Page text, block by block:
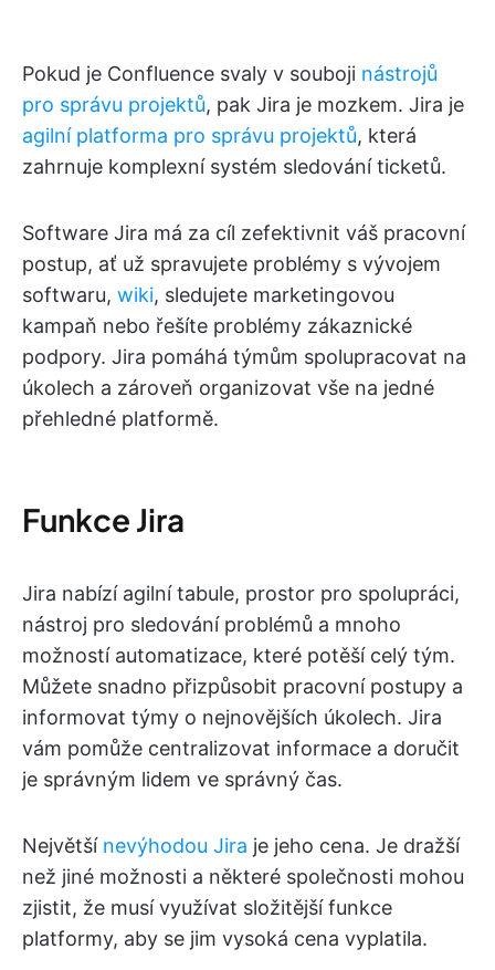
Pokud je Confluence svaly v souboji nástrojů
pro správu projektů, pak Jira je mozkem. Jira je
agilní platforma pro správu projektů, která
zahrnuje komplexní systém sledování ticketů.
Software Jira má za cíl zefektivnit váš pracovní
postup, ať už spravujete problémy s vývojem
softwaru, wiki, sledujete marketingovou
kampaň nebo řešíte problémy zákaznické
podpory. Jira pomáhá týmům spolupracovat na
úkolech a zároveň organizovat vše na jedné
přehledné platformě.
Funkce Jira
Jira nabízí agilní tabule, prostor pro spolupráci,
nástroj pro sledování problémů a mnoho
možností automatizace, které potěší celý tým.
Můžete snadno přizpůsobit pracovní postupy a
informovat týmy o nejnovějších úkolech. Jira
vám pomůže centralizovat informace a doručit
je správným lidem ve správný čas.
Největší nevýhodou Jira je jeho cena. Je dražší
než jiné možnosti a některé společnosti mohou
zjistit, že musí využívat složitější funkce
platformy, aby se jim vysoká cena vyplatila.